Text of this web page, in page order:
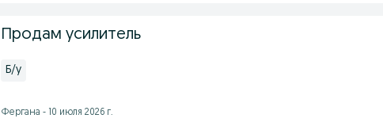
Продам усилитель
Б/у
Фергана - 10 июля 2026 г.